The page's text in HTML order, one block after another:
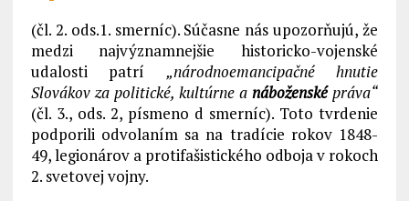
(čl. 2. ods.1. smerníc). Súčasne nás upozorňujú, že
medzi najvýznamnejšie historicko-vojenské
udalosti patrí „národnoemancipačné hnutie
Slovákov za politické, kultúrne anábožensképráva“
(čl. 3., ods. 2, písmeno d smerníc). Toto tvrdenie
podporili odvolaním sa na tradície rokov 1848-
49, legionárov a protifašistického odboja v rokoch
2. svetovej vojny.